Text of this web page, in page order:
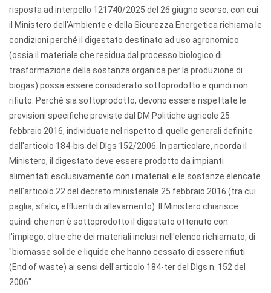
risposta ad interpello 121740/2025 del 26 giugno scorso, con cui
il Ministero dell'Ambiente e della Sicurezza Energetica richiama le
condizioni perché il digestato destinato ad uso agronomico
(ossia il materiale che residua dal processo biologico di
trasformazione della sostanza organica per la produzione di
biogas) possa essere considerato sottoprodotto e quindi non
rifiuto. Perché sia sottoprodotto, devono essere rispettate le
previsioni specifiche previste dal DM Politiche agricole 25
febbraio 2016, individuate nel rispetto di quelle generali definite
dall'articolo 184-bis del Dlgs 152/2006. In particolare, ricorda il
Ministero, il digestato deve essere prodotto da impianti
alimentati esclusivamente con i materiali e le sostanze elencate
nell'articolo 22 del decreto ministeriale 25 febbraio 2016 (tra cui
paglia, sfalci, effluenti di allevamento). Il Ministero chiarisce
quindi che non è sottoprodotto il digestato ottenuto con
l'impiego, oltre che dei materiali inclusi nell'elenco richiamato, di
"biomasse solide e liquide che hanno cessato di essere rifiuti
(End of waste) ai sensi dell'articolo 184-ter del Dlgs n. 152 del
2006".